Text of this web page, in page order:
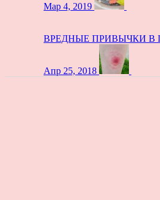
Мар 4, 2019
ВРЕДНЫЕ ПРИВЫЧКИ В
Апр 25, 2018